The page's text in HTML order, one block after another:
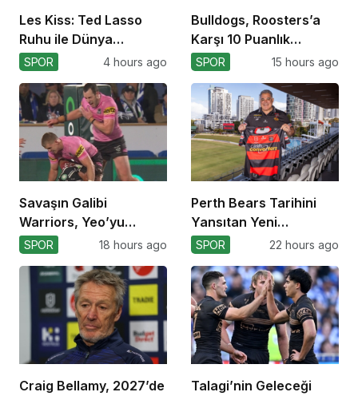
Les Kiss: Ted Lasso
Ruhu ile Dünya
Kupası’na
SPOR 4 hours ago
Bulldogs, Roosters’a
Karşı 10 Puanlık
Avantajı Yitirdi
SPOR 15 hours ago
Savaşın Galibi
Warriors, Yeo’yu
Kaybetti!
SPOR 18 hours ago
Perth Bears Tarihini
Yansıtan Yeni
Formasını Tanıttı
SPOR 22 hours ago
Craig Bellamy, 2027’de
Talagi’nin Geleceği